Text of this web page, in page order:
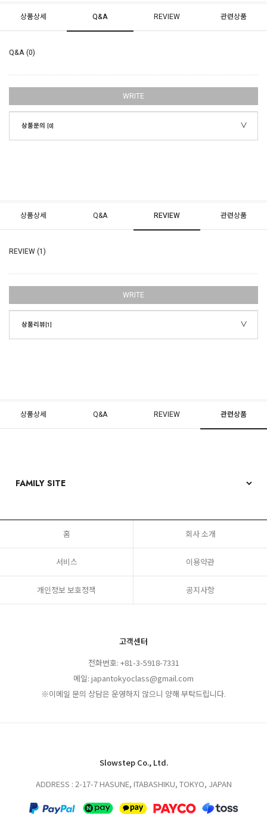
상품상세 Q&A REVIEW 관련상품
Q&A (0)
WRITE
상품문의 [0]
상품상세 Q&A REVIEW 관련상품
REVIEW (1)
WRITE
상품리뷰[1]
상품상세 Q&A REVIEW 관련상품
홈 회사 소개
서비스 이용약관
개인정보 보호정책 공지사항
고객센터
전화번호: +81-3-5918-7331
메일: japantokyoclass@gmail.com
※이메일 문의 상담은 운영하지 않으니 양해 부탁드립니다.
Slowstep Co., Ltd.
ADDRESS : 2-17-7 HASUNE, ITABASHIKU, TOKYO, JAPAN